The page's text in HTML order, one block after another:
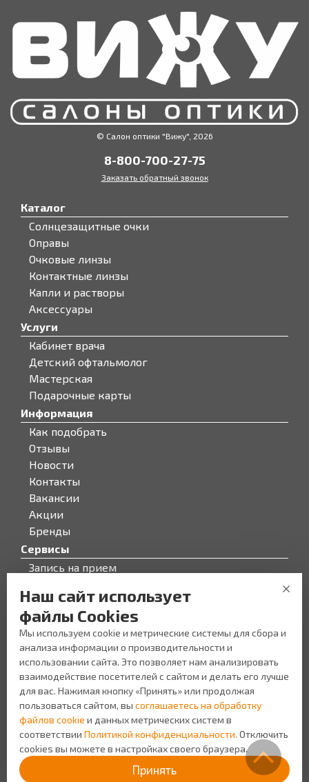
© Салон оптики "Вижу", 2026
8-800-700-27-75
Заказать обратный звонок
Каталог
Солнцезащитные очки
Оправы
Очковые линзы
Контактные линзы
Капли и растворы
Аксессуары
Услуги
Кабинет врача
Детский офтальмолог
Мастерская
Подарочные карты
Информация
Как подобрать
Отзывы
Новости
Контакты
Вакансии
Акции
Бренды
Сервисы
Запись на прием
О компании
О компании
Персонал
Новости
Прайс-лист на услуги
Уголок потребителя
Создание сайта Space App
Политика
конфиденциальности
Наш сайт использует
файлы Cookies
Мы используем cookie и метрические системы для сбора и
анализа информации о производительности и
использовании сайта. Это позволяет нам анализировать
взаимодействие посетителей с сайтом и делать его лучше
для вас. Нажимая кнопку «Принять» или продолжая
пользоваться сайтом, вы соглашаетесь на обработку
файлов cookie и данных метрических систем в
соответствии Политикой конфиденциальности. Отключить
cookies вы можете в настройках своего браузера.
Принять